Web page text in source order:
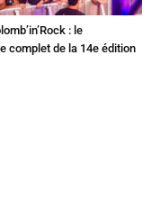
: le
complet de la 14e édition